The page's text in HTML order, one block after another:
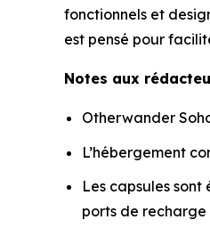
fonctionnels et
est pensé pour
Notes aux
Otherwander
L’hébergement
Les capsules
ports de recharge